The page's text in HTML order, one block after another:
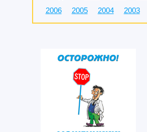
2006
2005 2004 2003